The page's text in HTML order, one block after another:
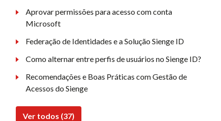
Aprovar permissões para acesso com conta
Microsoft
Federação de Identidades e a Solução Sienge ID
Como alternar entre perfis de usuários no Sienge ID?
Recomendações e Boas Práticas com Gestão de
Acessos do Sienge
Ver todos (37)